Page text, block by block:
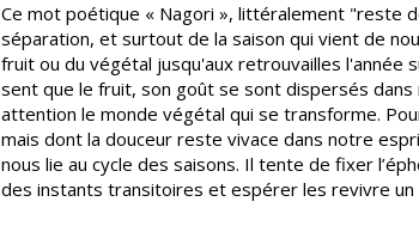
Ce mot poétique « Nagori », littéralement "reste
séparation, et surtout de la saison qui vient de
fruit ou du végétal jusqu'aux retrouvailles l'année
sent que le fruit, son goût se sont dispersés
attention le monde végétal qui se transforme.
mais dont la douceur reste vivace dans notre
nous lie au cycle des saisons. Il tente de fixer
des instants transitoires et espérer les revivre un